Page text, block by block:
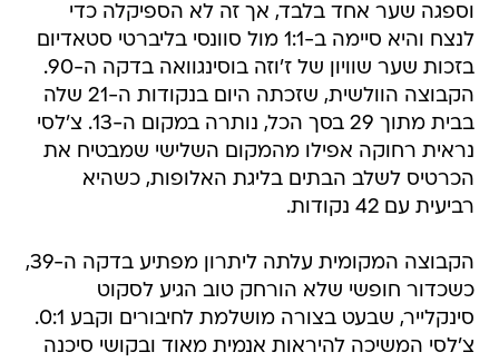
וספגה שער אחד בלבד, אך זה לא הספיקלה כדי
לנצח והיא סיימה ב-1:1 מול סוונסי בליברטי סטאדיום
בזכות שער שוויון של ז'וזה בוסינגוואה בדקה ה-90.
הקבוצה הוולשית, שזכתה היום בנקודות ה-21 שלה
בבית מתוך 29 בסך הכל, נותרה במקום ה-13. צ'לסי
נראית רחוקה אפילו מהמקום השלישי שמבטיח את
הכרטיס לשלב הבתים בליגת האלופות, כשהיא
רביעית עם 42 נקודות.
הקבוצה המקומית עלתה ליתרון מפתיע בדקה ה-39,
כשכדור חופשי שלא הורחק טוב הגיע לסקוט
סינקלייר, שבעט בצורה מושלמת לחיבורים וקבע 0:1.
צ'לסי המשיכה להיראות אנמית מאוד ובקושי סיכנה